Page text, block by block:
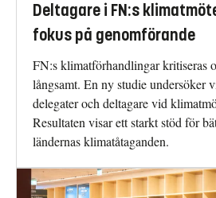
Deltagare i FN:s
fokus på genomförande
FN:s klimatförhandlingar kritiseras
långsamt. En ny studie undersöker
delegater och deltagare vid
Resultaten visar ett starkt stöd för
ländernas klimatåtaganden.